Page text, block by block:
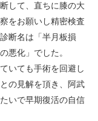
して、直ちに膝の大
をお願いし精密検査
断名は「半月板損
悪化」でした。
いても手術を回避し
の見解を頂き、阿武
いで早期復活の自信